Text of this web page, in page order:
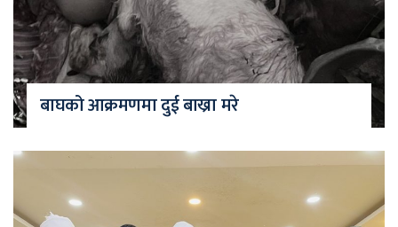
बाघको आक्रमणमा दुई बाख्रा मरे